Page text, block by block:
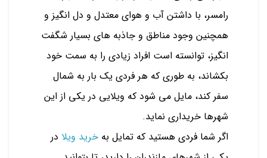
رامسر، با داشتن آب و هوای معتدل و دل انگیز و
همچنین وجود مناطق و جاذبه های بسیار شگفت
انگیز، توانسته است افراد زیادی را به سمت خود
بکشاند، به طوری که هر فردی یک بار به شمال
سفر کند، مایل می شود که ویلایی در یکی از این
شهرها خریداری نماید.
اگر شما فردی هستید که تمایل به خرید ویلا در